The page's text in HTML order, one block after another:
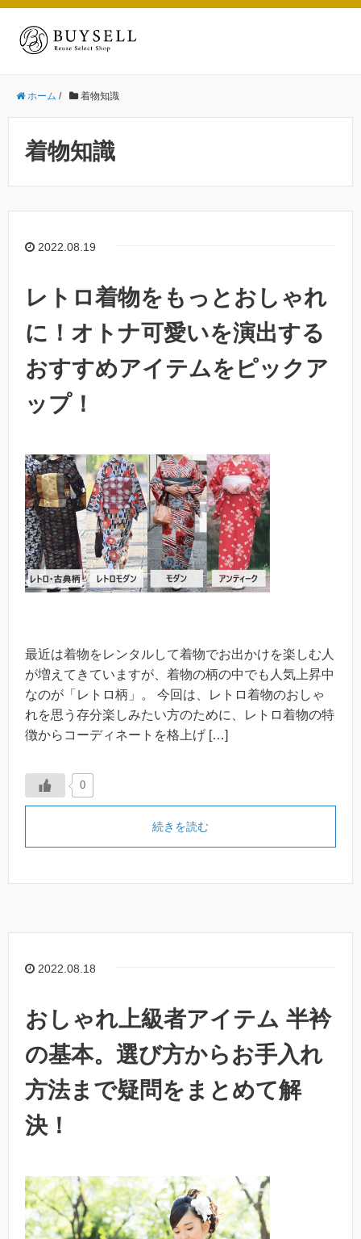
ホーム / 着物知識
着物知識
2022.08.19
レトロ着物をもっとおしゃれ
に！オトナ可愛いを演出する
おすすめアイテムをピックア
ップ！
最近は着物をレンタルして着物でお出かけを楽しむ人
が増えてきていますが、着物の柄の中でも人気上昇中
なのが「レトロ柄」。 今回は、レトロ着物のおしゃ
れを思う存分楽しみたい方のために、レトロ着物の特
徴からコーディネートを格上げ […]
0
続きを読む
2022.08.18
おしゃれ上級者アイテム 半衿
の基本。選び方からお手入れ
方法まで疑問をまとめて解
決！